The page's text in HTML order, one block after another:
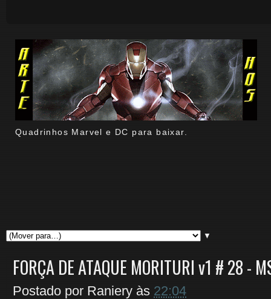
Quadrinhos Marvel e DC para baixar.
▼
FORÇA DE ATAQUE MORITURI v1 # 28 -
Postado por Raniery às 22:04